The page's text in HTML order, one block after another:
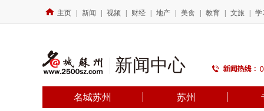
主页 新闻 视频 财经 地产 美食 教育 文旅 学
新闻中心
名城苏州 苏州